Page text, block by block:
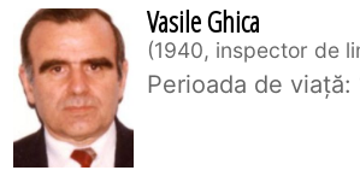
Vasile Ghica
1940, inspector de
Perioada de viaţă: